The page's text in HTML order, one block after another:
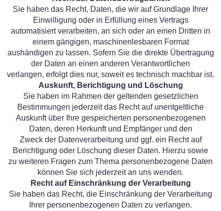
Sie haben das Recht, Daten, die wir auf Grundlage Ihrer
Einwilligung oder in Erfüllung eines Vertrags
automatisiert verarbeiten, an sich oder an einen Dritten in
einem gängigen, maschinenlesbaren Format
aushändigen zu lassen. Sofern Sie die direkte Übertragung
der Daten an einen anderen Verantwortlichen
verlangen, erfolgt dies nur, soweit es technisch machbar ist.
Auskunft, Berichtigung und Löschung
Sie haben im Rahmen der geltenden gesetzlichen
Bestimmungen jederzeit das Recht auf unentgeltliche
Auskunft über Ihre gespeicherten personenbezogenen
Daten, deren Herkunft und Empfänger und den
Zweck der Datenverarbeitung und ggf. ein Recht auf
Berichtigung oder Löschung dieser Daten. Hierzu sowie
zu weiteren Fragen zum Thema personenbezogene Daten
können Sie sich jederzeit an uns wenden.
Recht auf Einschränkung der Verarbeitung
Sie haben das Recht, die Einschränkung der Verarbeitung
Ihrer personenbezogenen Daten zu verlangen.